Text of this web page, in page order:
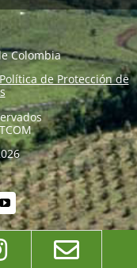
Colombia
de Protección de
Instagram